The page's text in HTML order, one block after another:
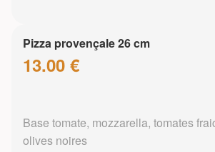
Pizza provençale 26 cm
13.00 €
Base tomate, mozzarella, tomates
olives noires